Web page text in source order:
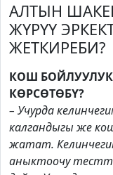
АЛТЫН
ЖҮРҮҮ
ЖЕТКИРЕБИ?
КОШ
КӨРСӨТӨБҮ?
– Учурда
калгандыгы же
жатат.
аныктоочу